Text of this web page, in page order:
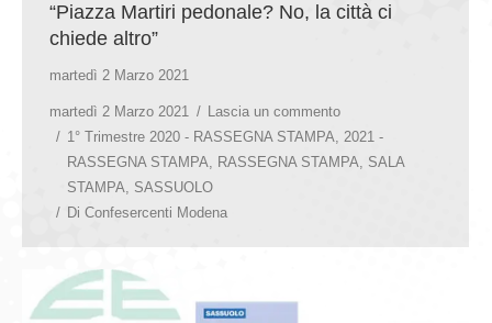
“Piazza Martiri pedonale? No, la città ci
chiede altro”
martedì 2 Marzo 2021
martedì 2 Marzo 2021
Lascia un commento
1° Trimestre 2020 - RASSEGNA STAMPA, 2021 -
RASSEGNA STAMPA, RASSEGNA STAMPA, SALA
STAMPA, SASSUOLO
Di Confesercenti Modena